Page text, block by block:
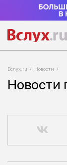
Вслух.ru Новости
Новости